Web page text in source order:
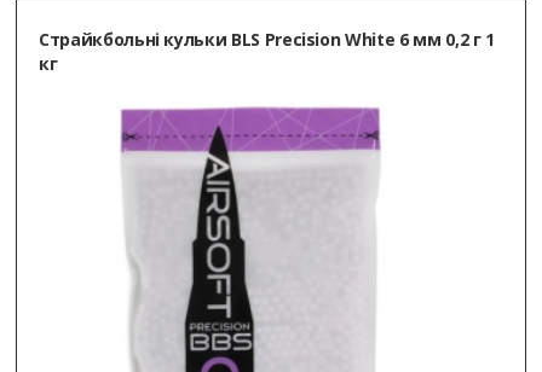
Страйкбольні кульки BLS Precision White 6 мм 0,2 г 1
кг